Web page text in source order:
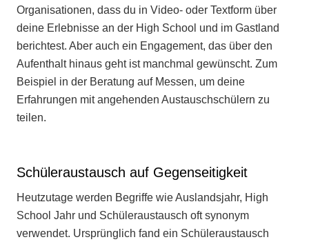
Organisationen, dass du in Video- oder Textform über
deine Erlebnisse an der High School und im Gastland
berichtest. Aber auch ein Engagement, das über den
Aufenthalt hinaus geht ist manchmal gewünscht. Zum
Beispiel in der Beratung auf Messen, um deine
Erfahrungen mit angehenden Austauschschülern zu
teilen.
Schüleraustausch auf Gegenseitigkeit
Heutzutage werden Begriffe wie Auslandsjahr, High
School Jahr und Schüleraustausch oft synonym
verwendet. Ursprünglich fand ein Schüleraustausch